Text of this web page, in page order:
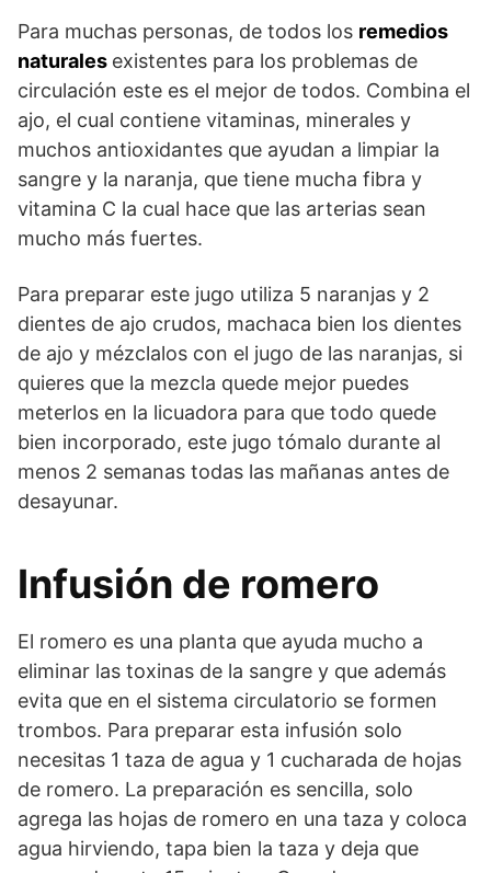
Para muchas personas, de todos los remedios
naturales existentes para los problemas de
circulación este es el mejor de todos. Combina el
ajo, el cual contiene vitaminas, minerales y
muchos antioxidantes que ayudan a limpiar la
sangre y la naranja, que tiene mucha fibra y
vitamina C la cual hace que las arterias sean
mucho más fuertes.
Para preparar este jugo utiliza 5 naranjas y 2
dientes de ajo crudos, machaca bien los dientes
de ajo y mézclalos con el jugo de las naranjas, si
quieres que la mezcla quede mejor puedes
meterlos en la licuadora para que todo quede
bien incorporado, este jugo tómalo durante al
menos 2 semanas todas las mañanas antes de
desayunar.
Infusión de romero
El romero es una planta que ayuda mucho a
eliminar las toxinas de la sangre y que además
evita que en el sistema circulatorio se formen
trombos. Para preparar esta infusión solo
necesitas 1 taza de agua y 1 cucharada de hojas
de romero. La preparación es sencilla, solo
agrega las hojas de romero en una taza y coloca
agua hirviendo, tapa bien la taza y deja que